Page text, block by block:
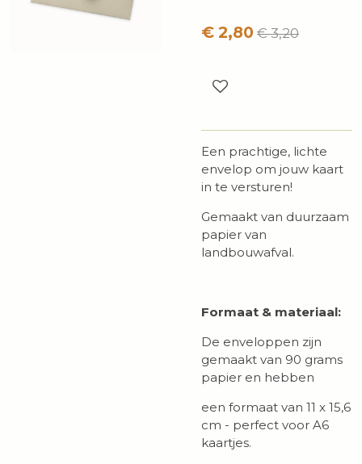
€ 2,80 € 3,20
Een prachtige, lichte
envelop om jouw kaart
in te versturen!
Gemaakt van duurzaam
papier van
landbouwafval.
Formaat & materiaal:
De enveloppen zijn
gemaakt van 90 grams
papier en hebben
een formaat van 11 x 15,6
cm - perfect voor A6
kaartjes.